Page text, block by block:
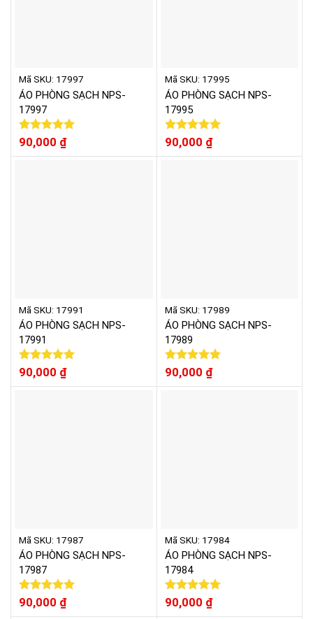
Mã SKU: 17997
ÁO PHÒNG SẠCH NPS-
17997
Được xếp
hạng
5.00
90,000 ₫
Mã SKU: 17995
ÁO PHÒNG SẠCH NPS-
17995
Được xếp
hạng
5.00
90,000 ₫
Mã SKU: 17991
ÁO PHÒNG SẠCH NPS-
17991
Được xếp
hạng
5.00
90,000 ₫
Mã SKU: 17989
ÁO PHÒNG SẠCH NPS-
17989
Được xếp
hạng
5.00
90,000 ₫
Mã SKU: 17987
ÁO PHÒNG SẠCH NPS-
17987
Được xếp
hạng
5.00
90,000 ₫
Mã SKU: 17984
ÁO PHÒNG SẠCH NPS-
17984
Được xếp
hạng
5.00
90,000 ₫